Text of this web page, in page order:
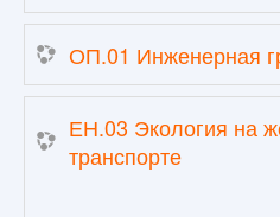
ОП.01 Инженерная
ЕН.03 Экология на
транспорте